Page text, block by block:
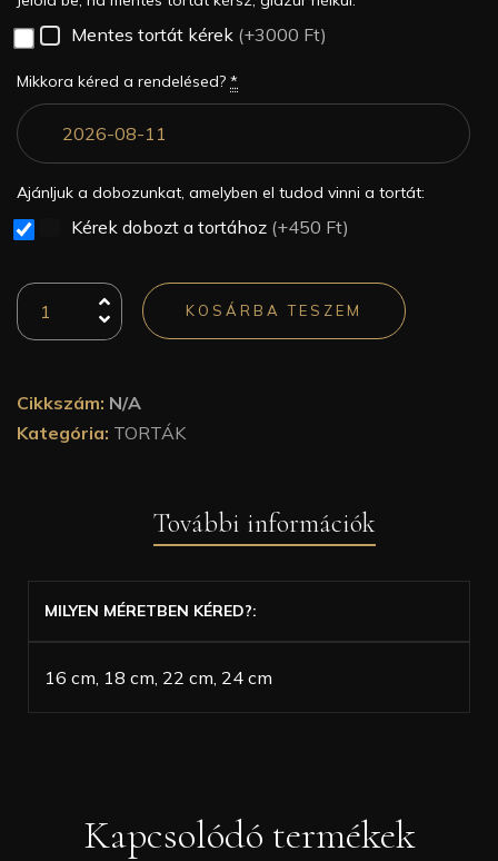
Mentes tortát kérek (+3000 Ft)
Mikkora kéred a rendelésed? *
Ajánljuk a dobozunkat, amelyben el tudod vinni a tortát:
Kérek dobozt a tortához (+450 Ft)
KOSÁRBA TESZEM
Cikkszám: N/A
Kategória: TORTÁK
További információk
MILYEN MÉRETBEN KÉRED?
16 cm, 18 cm, 22 cm, 24 cm
Kapcsolódó termékek